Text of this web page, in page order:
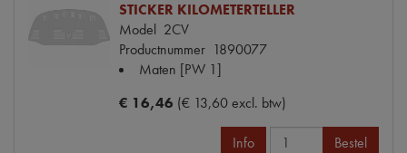
STICKER KILOMETERTELLER
Model 2CV
Productnummer 1890077
Maten [PW 1]
€ 16,46 (€ 13,60 excl. btw)
Info Bestel